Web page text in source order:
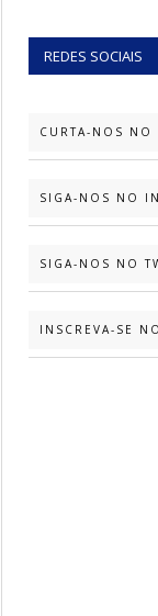
REDES SOCIAIS
CURTA-NOS NO
SIGA-NOS NO
SIGA-NOS NO
INSCREVA-SE